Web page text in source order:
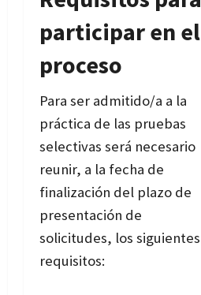
participar en el
proceso
Para ser admitido/a a la
práctica de las pruebas
selectivas será necesario
reunir, a la fecha de
finalización del plazo de
presentación de
solicitudes, los siguientes
requisitos: